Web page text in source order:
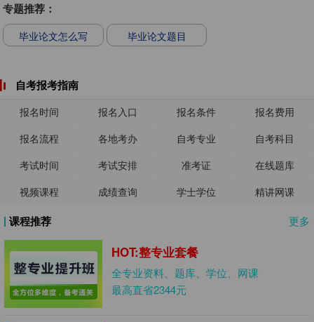
专题推荐：
毕业论文怎么写 毕业论文题目
自考报考指南
报名时间 报名入口 报名条件
报名费用
报名流程
各地考办 自考专业
自考科目
考试时间
考试安排 准考证
在线题库
视频课程
成绩查询 学士学位 精讲网课
更多
课程推荐
HOT:整专业套餐
全专业资料、题库、学位、网课
最高直省2344元